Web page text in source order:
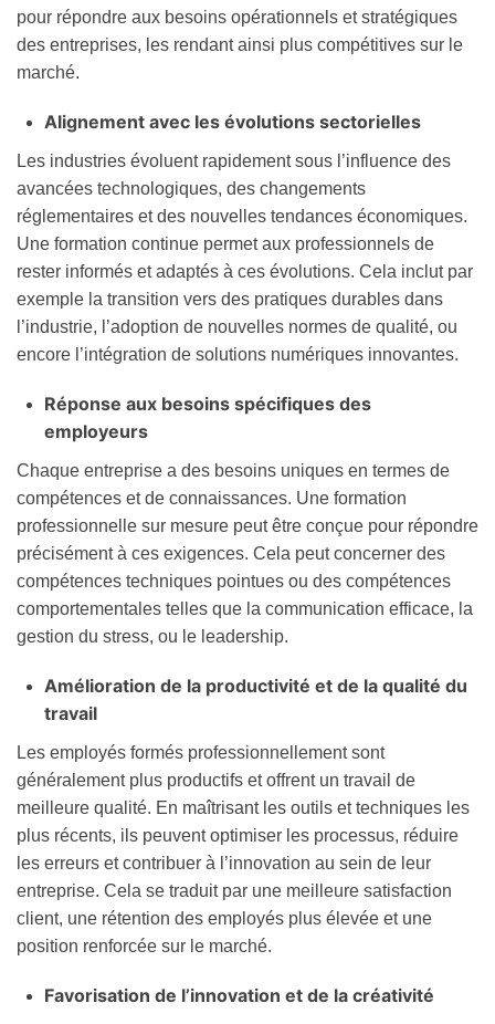
pour répondre aux besoins opérationnels et stratégiques
des entreprises, les rendant ainsi plus compétitives sur le
marché.
Alignement avec les évolutions sectorielles
Les industries évoluent rapidement sous l’influence des
avancées technologiques, des changements
réglementaires et des nouvelles tendances économiques.
Une formation continue permet aux professionnels de
rester informés et adaptés à ces évolutions. Cela inclut par
exemple la transition vers des pratiques durables dans
l’industrie, l’adoption de nouvelles normes de qualité, ou
encore l’intégration de solutions numériques innovantes.
Réponse aux besoins spécifiques des
employeurs
Chaque entreprise a des besoins uniques en termes de
compétences et de connaissances. Une formation
professionnelle sur mesure peut être conçue pour répondre
précisément à ces exigences. Cela peut concerner des
compétences techniques pointues ou des compétences
comportementales telles que la communication efficace, la
gestion du stress, ou le leadership.
Amélioration de la productivité et de la qualité du
travail
Les employés formés professionnellement sont
généralement plus productifs et offrent un travail de
meilleure qualité. En maîtrisant les outils et techniques les
plus récents, ils peuvent optimiser les processus, réduire
les erreurs et contribuer à l’innovation au sein de leur
entreprise. Cela se traduit par une meilleure satisfaction
client, une rétention des employés plus élevée et une
position renforcée sur le marché.
Favorisation de l’innovation et de la créativité